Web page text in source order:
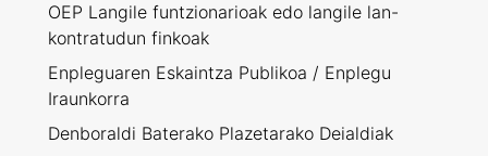
OEP Langile funtzionarioak edo langile lan-
kontratudun finkoak
Enpleguaren Eskaintza Publikoa / Enplegu
Iraunkorra
Denboraldi Baterako Plazetarako Deialdiak